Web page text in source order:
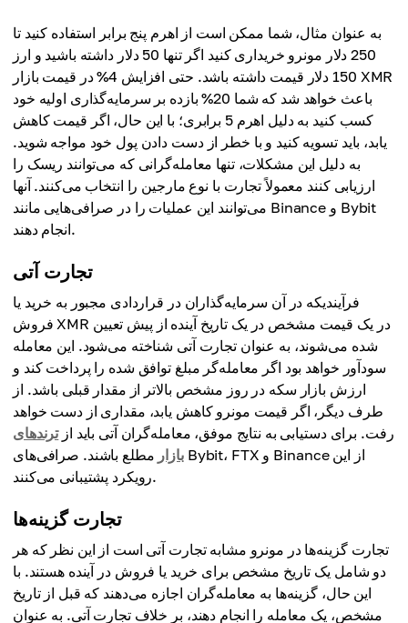
به عنوان مثال، شما ممکن است از اهرم پنج برابر استفاده کنید تا
250 دلار مونرو خریداری کنید اگر تنها 50 دلار داشته باشید و ارز
150 دلار قیمت داشته باشد. حتی افزایش 4% در قیمت بازار XMR
باعث خواهد شد که شما 20% بازده بر سرمایه‌گذاری اولیه خود
کسب کنید به دلیل اهرم 5 برابری؛ با این حال، اگر قیمت کاهش
یابد، باید تسویه کنید و با خطر از دست دادن پول خود مواجه شوید.
به دلیل این مشکلات، تنها معامله‌گرانی که می‌توانند ریسک را
ارزیابی کنند معمولاً تجارت با نوع مارجین را انتخاب می‌کنند. آنها
می‌توانند این عملیات را در صرافی‌هایی مانند Binance و Bybit
انجام دهند.
تجارت آتی
فرآیندیکه در آن سرمایه‌گذاران در قراردادی مجبور به خرید یا
فروش XMR در یک قیمت مشخص در یک تاریخ آینده از پیش تعیین
شده می‌شوند، به عنوان تجارت آتی شناخته می‌شود. این معامله
سودآور خواهد بود اگر معامله‌گر مبلغ توافق شده را پرداخت کند و
ارزش بازار سکه در روز مشخص بالاتر از مقدار قبلی باشد. از
طرف دیگر، اگر قیمت مونرو کاهش یابد، مقداری از دست خواهد
رفت. برای دستیابی به نتایج موفق، معامله‌گران آتی باید ازترندهای
بازار مطلع باشند. صرافی‌های Bybit، FTX و Binance از این
رویکرد پشتیبانی می‌کنند.
تجارت گزینه‌ها
تجارت گزینه‌ها در مونرو مشابه تجارت آتی است از این نظر که هر
دو شامل یک تاریخ مشخص برای خرید یا فروش در آینده هستند. با
این حال، گزینه‌ها به معامله‌گران اجازه می‌دهند که قبل از تاریخ
مشخص، یک معامله را انجام دهند، بر خلاف تجارت آتی. به عنوان